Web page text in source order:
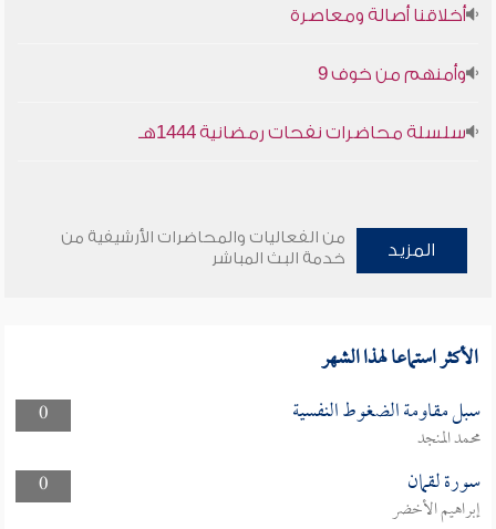
أخلاقنا أصالة ومعاصرة
وأمنهم من خوف 9
سلسلة محاضرات نفحات رمضانية 1444هـ
المزيد
من الفعاليات والمحاضرات الأرشيفية من
خدمة البث المباشر
الأكثر استماعا لهذا الشهر
0 سبل مقاومة الضغوط النفسية
محمد المنجد
0
سورة لقمان
إبراهيم الأخضر